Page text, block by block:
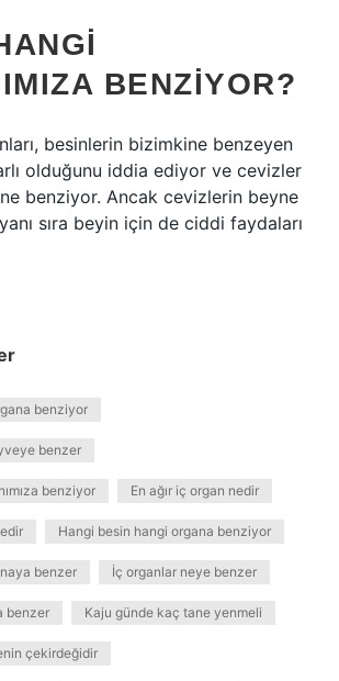
BENZIYOR?
besinlerin bizimkine benzeyen
olduğunu iddia ediyor ve cevizler
benziyor. Ancak cevizlerin beyne
sıra beyin için de ciddi faydaları
benziyor
benzer
benziyor En ağır iç organ nedir
Hangi besin hangi organa benziyor
benzer İç organlar neye benzer
benzer Kaju günde kaç tane yenmeli
çekirdeğidir